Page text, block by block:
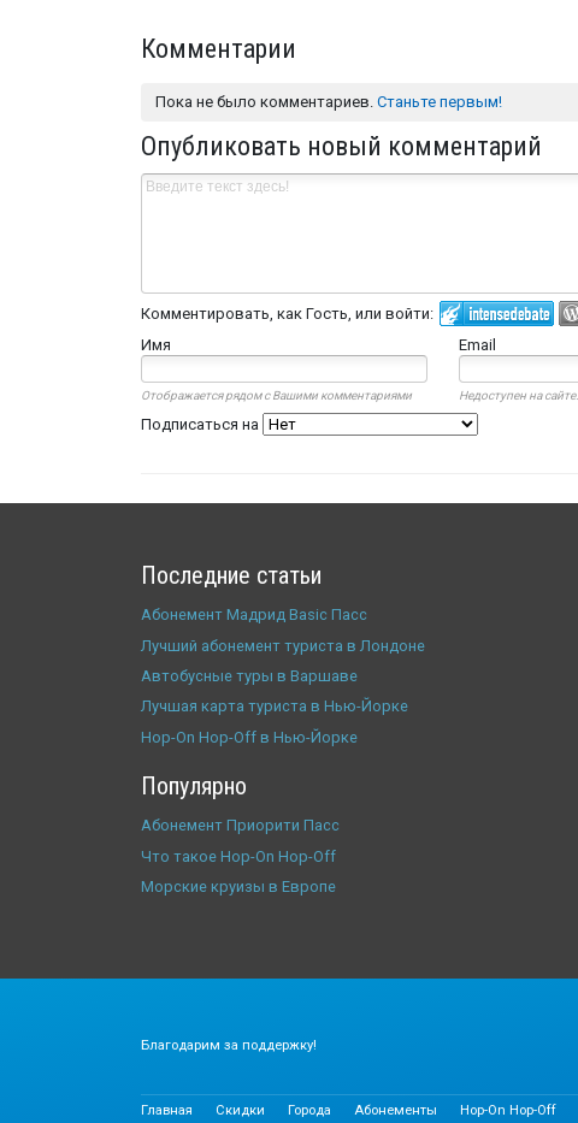
Комментарии
Пока не было комментариев. Станьте первым!
Опубликовать новый комментарий
Комментировать, как Гость, или войти:
Имя
Email
Отображается рядом с Вашими комментариями Недоступен на сайте.
Подписаться на
Последние статьи
Абонемент Мадрид Basic Пасс
Лучший абонемент туриста в Лондоне
Автобусные туры в Варшаве
Лучшая карта туриста в Нью-Йорке
Hop-On Hop-Off в Нью-Йорке
Популярно
Абонемент Приорити Пасс
Что такое Hop-On Hop-Off
Морские круизы в Европе
Благодарим за поддержку!
Главная Скидки Города Абонементы Hop-On Hop-Off